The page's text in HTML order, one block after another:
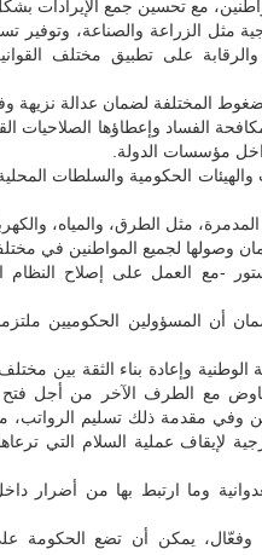
مع تحسين جمع الإيرادات
مثل الزراعة والصناعة، وتوفير
والرقابة على تطبيق مختلف
المختلفة لضمان عدالة نزيهة
الفساد وإعطاؤها الصلاحيات
مؤسسات الدولة.
والهيئات الحكومية والسلطات
المدمرة، مثل الطرق، والمياه،
وصولها لجميع المواطنين في
-مع العمل على إصلاح النظام
أن المسؤولين الحكوميين
وإعادة بناء الثقة بين
مع الطرف الآخر من أجل فتح
وفي مقدمة ذلك تسليم الرواتب،
لإيقاف عملية السلام التي
وما ارتبط بها من أضرار
وفعّال، يمكن أن تضع الحكومة